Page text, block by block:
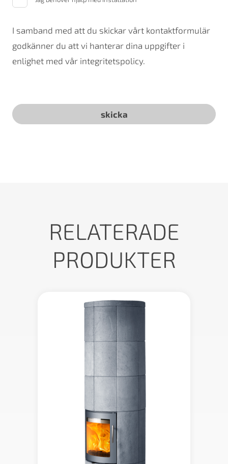
I samband med att du skickar vårt kontaktformulär
godkänner du att vi hanterar dina uppgifter i
enlighet med vår integritetspolicy.
RELATERADE
PRODUKTER